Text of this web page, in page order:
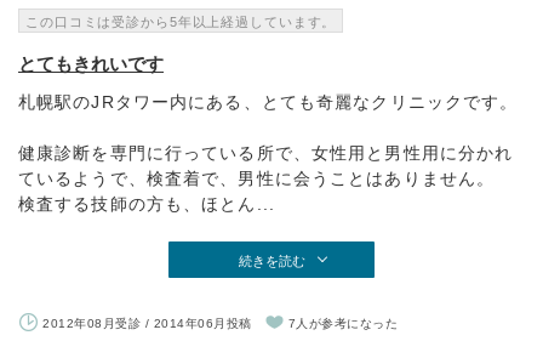
この口コミは受診から5年以上経過しています。
とてもきれいです
札幌駅のJRタワー内にある、とても奇麗なクリニックです。
健康診断を専門に行っている所で、女性用と男性用に分かれ
ているようで、検査着で、男性に会うことはありません。
検査する技師の方も、ほとん...
続きを読む
2012年08月受診 / 2014年06月投稿 7人が参考になった